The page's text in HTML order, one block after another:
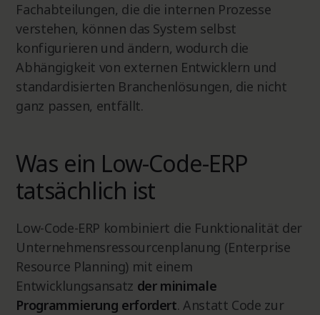
Fachabteilungen, die die internen Prozesse
verstehen, können das System selbst
konfigurieren und ändern, wodurch die
Abhängigkeit von externen Entwicklern und
standardisierten Branchenlösungen, die nicht
ganz passen, entfällt.
Was ein Low-Code-ERP
tatsächlich ist
Low-Code-ERP kombiniert die Funktionalität der
Unternehmensressourcenplanung (Enterprise
Resource Planning) mit einem
Entwicklungsansatz der minimale
Programmierung erfordert. Anstatt Code zur